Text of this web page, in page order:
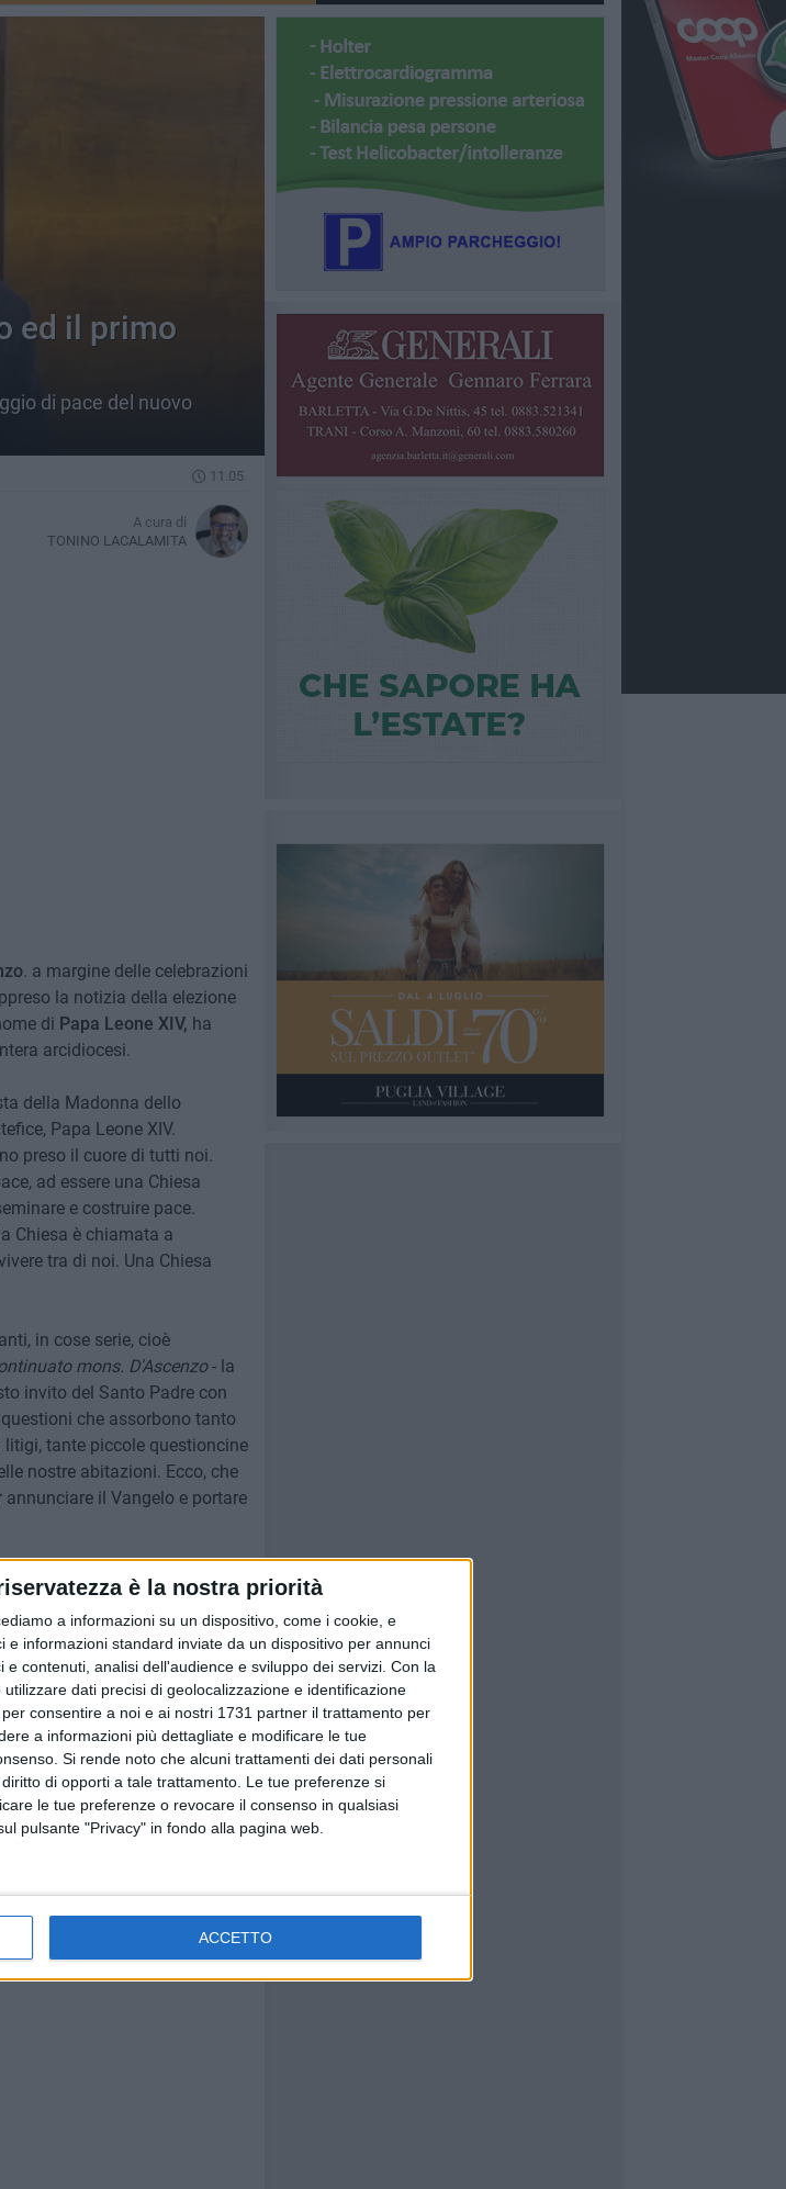
è la nostra priorità
a informazioni su un dispositivo, come i cookie, e
informazioni standard inviate da un dispositivo per annunci
contenuti, analisi dell'audience e sviluppo dei servizi. Con la
dati precisi di geolocalizzazione e identificazione
consentire a noi e ai nostri 1731 partner il trattamento per
a informazioni più dettagliate e modificare le tue
Si rende noto che alcuni trattamenti dei dati personali
di opporti a tale trattamento. Le tue preferenze si
le tue preferenze o revocare il consenso in qualsiasi
pulsante "Privacy" in fondo alla pagina web.
ACCETTO
ed il primo
di pace del nuovo
11.05
A cura di
TONINO LACALAMITA
. a margine delle celebrazioni
la notizia della elezione
di Papa Leone XIV, ha
arcidiocesi.
della Madonna dello
Papa Leone XIV.
preso il cuore di tutti noi.
ad essere una Chiesa
e costruire pace.
Chiesa è chiamata a
tra di noi. Una Chiesa
in cose serie, cioè
mons. D'Ascenzo- la
invito del Santo Padre con
che assorbono tanto
tante piccole questioncine
nostre abitazioni. Ecco, che
il Vangelo e portare
Chiesa che cammina insieme
di tanta gratitudine a
che continua a portare nel
a noi come Chiesa -ha
sotto la guida dello
sempre con la